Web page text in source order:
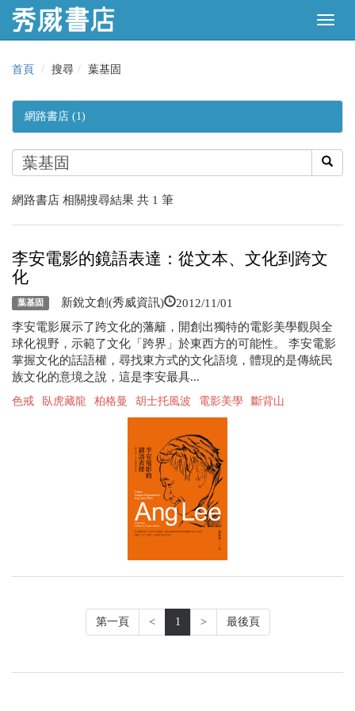
首頁 搜尋 葉基固
網路書店 (1)
網路書店 相關搜尋結果 共 1 筆
李安電影的鏡語表達：從文本、文化到跨文
化
葉基固 新銳文創(秀威資訊) 2012/11/01
李安電影展示了跨文化的藩籬，開創出獨特的電影美學觀與全
球化視野，示範了文化「跨界」於東西方的可能性。 李安電影
掌握文化的話語權，尋找東方式的文化語境，體現的是傳統民
族文化的意境之說，這是李安最具...
色戒 臥虎藏龍 柏格曼 胡士托風波 電影美學 斷背山
第一頁 < 1 > 最後頁